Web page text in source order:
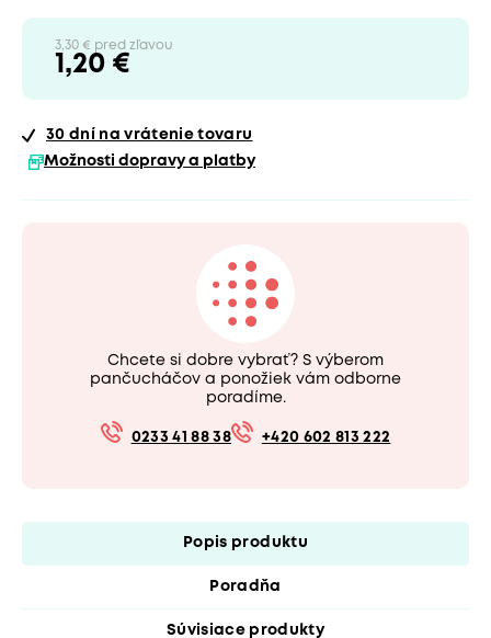
3,30 € pred zľavou
1,20 €
30 dní na vrátenie tovaru
Možnosti dopravy a platby
Chcete si dobre vybrať? S výberom
pančucháčov a ponožiek vám odborne
poradíme.
0233 41 88 38 +420 602 813 222
Popis produktu
Poradňa
Súvisiace produkty